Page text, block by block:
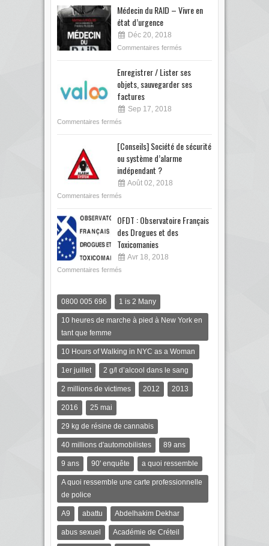
Médecin du RAID – Vivre en
état d’urgence
Déc 20, 2018
Commentaires fermés
Enregistrer / Lister ses
objets, sauvegarder ses
factures
Sep 17, 2018
Commentaires fermés
[Conseils] Société de sécurité
ou système d’alarme
indépendant ?
Août 02, 2018
Commentaires fermés
OFDT : Observatoire Français
des Drogues et des
Toxicomanies
Avr 18, 2018
Commentaires fermés
0800 005 696 1 is 2 Many
10 heures de marche à pied à New York en
tant que femme
10 Hours of Walking in NYC as a Woman
1er juillet 2 g/l d’alcool dans le sang
2 millions de victimes 2012 2013
2016 25 mai
29 kg de résine de cannabis
40 millions d'automobilistes 89 ans
9 ans 90' enquête a quoi ressemble
A quoi ressemble une carte professionnelle
de police
A9 abattu Abdelhakim Dekhar
abus sexuel Académie de Créteil